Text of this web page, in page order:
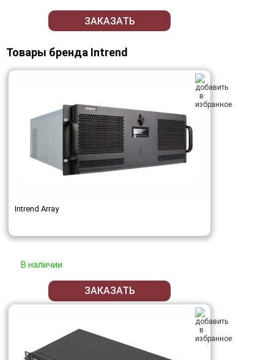
ЗАКАЗАТЬ
Товары бренда Intrend
Intrend Array
В наличии
ЗАКАЗАТЬ